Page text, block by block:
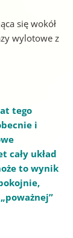
się wokół
wylotowe z
tego
i
cały układ
to wynik